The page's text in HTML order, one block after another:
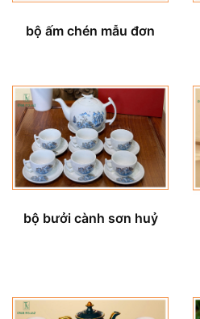
bộ ấm chén mẫu đơn
bộ bưởi cành sơn huỷ